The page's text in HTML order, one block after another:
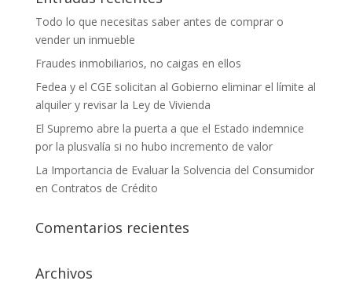
Todo lo que necesitas saber antes de comprar o
vender un inmueble
Fraudes inmobiliarios, no caigas en ellos
Fedea y el CGE solicitan al Gobierno eliminar el límite al
alquiler y revisar la Ley de Vivienda
El Supremo abre la puerta a que el Estado indemnice
por la plusvalía si no hubo incremento de valor
La Importancia de Evaluar la Solvencia del Consumidor
en Contratos de Crédito
Comentarios recientes
Archivos